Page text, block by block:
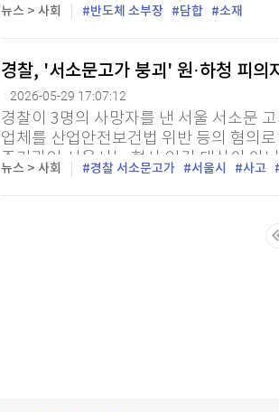
뉴스 > 사회 반도체 소부장 담합 소재
경찰, '서소문고가 붕괴' 원·하청 피
2026-05-29 17:07:12
경찰이 3명의 사망자를 낸 서울 서소문
업체를 산업안전보건법 위반 등의 혐의
주기관인 서울시는 형사 입건 대상이 아
확인됐다. 29일 경찰에 따르면 서울경찰
뉴스 > 사회 경찰 서소문고가 서울시 사고